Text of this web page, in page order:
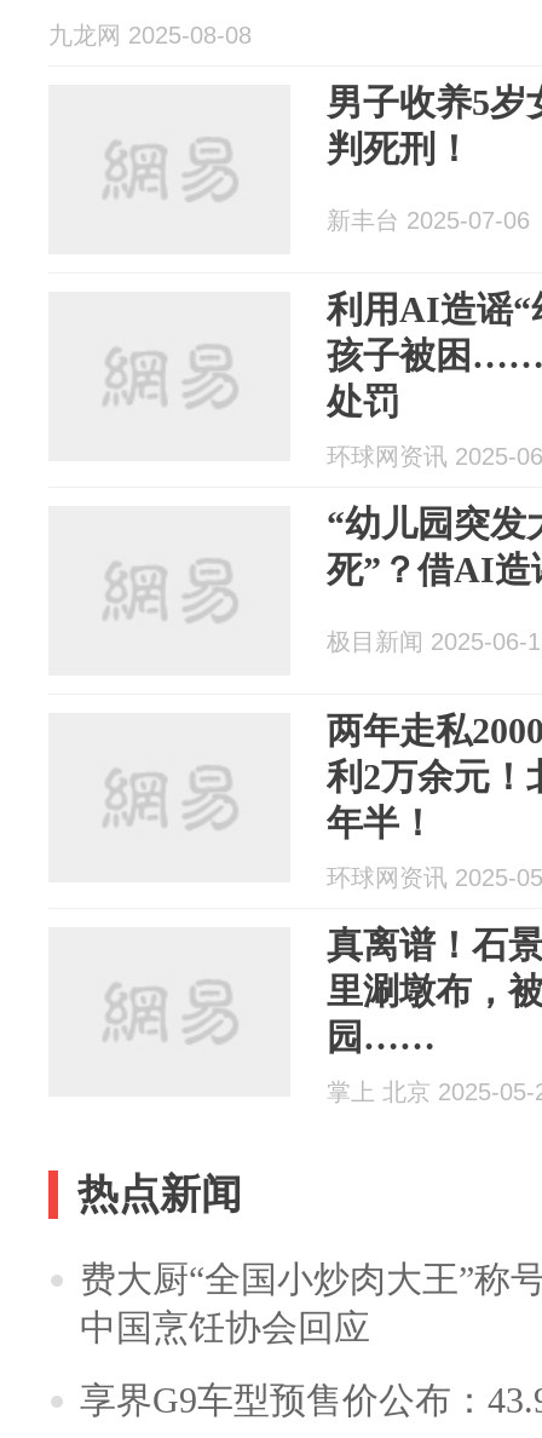
九龙网 2025-08-08
男子收养5岁
判死刑！
新丰台 2025-07-06
利用AI造谣“
孩子被困
处罚
环球网资讯 2025-
“幼儿园突发
死”？借AI造
极目新闻 2025-06-
两年走私
利2万余元！
年半！
环球网资讯 2025-
真离谱！石
里涮墩布，
园……
掌上 北京 2025-05-
热点新闻
费大厨“全国小炒肉大王”称
中国烹饪协会回应
享界G9车型预售价公布：